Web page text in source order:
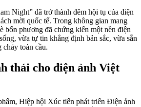
Night” đã trở thành đêm hội tụ của điện
mời quốc tế. Trong không gian mang
bốn phương đã chứng kiến một nền điện
vừa tự tin khẳng định bản sắc, vừa sẵn
chảy toàn cầu.
thái cho điện ảnh Việt
Hiệp hội Xúc tiến phát triển Điện ảnh